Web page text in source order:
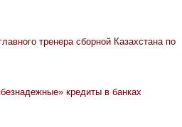
тренера сборной Казахстана по
кредиты в банках